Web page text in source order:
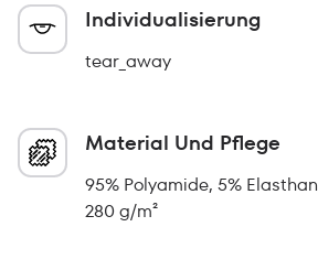
Individualisierung
tear_away
Material Und Pflege
95% Polyamide, 5% Elasthan
280 g/m²